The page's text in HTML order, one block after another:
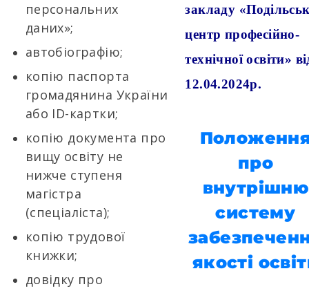
персональних
даних»;
автобіографію;
копію паспорта
громадянина України
або ID-картки;
копію документа про
вищу освіту не
нижче ступеня
магістра
(спеціаліста);
копію трудової
книжки;
довідку про
закладу
центр професійно-
технічної освіти»
12.04.2024р.
про
внутрішню
систему
якості